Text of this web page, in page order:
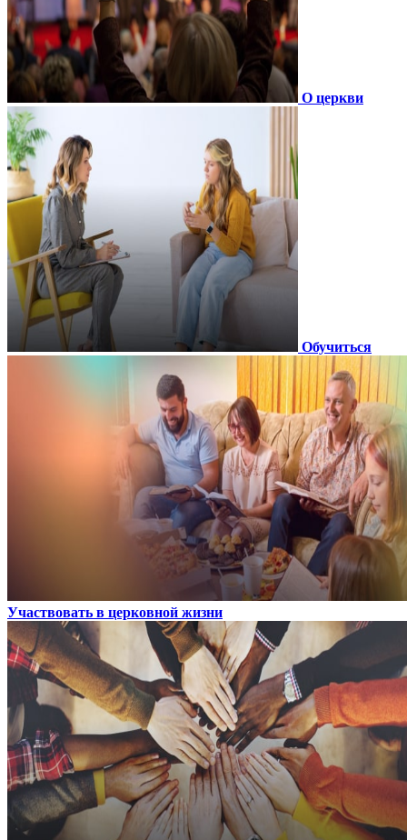
О церкви
Обучиться
Участвовать в церковной жизни